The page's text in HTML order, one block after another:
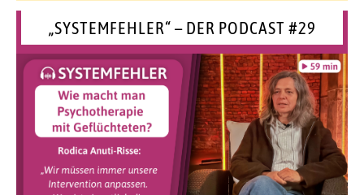
„SYSTEMFEHLER“ – DER PODCAST #29